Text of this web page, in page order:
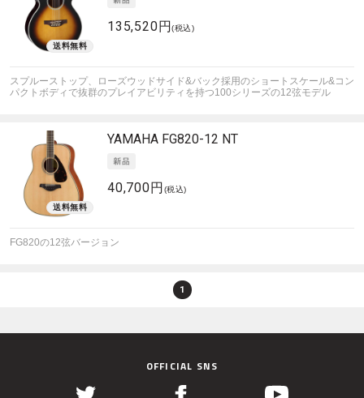
135,520円(税込)
スプルーストップ、ローズウッドサイド&バック採用のショートスケール&コン
パクトボディで抜群のプレイアビリティを持つ100シリーズの12弦モデル
YAMAHA FG820-12 NT
40,700円 (税込)
FG820の12弦バージョン
1
OFFICIAL SNS